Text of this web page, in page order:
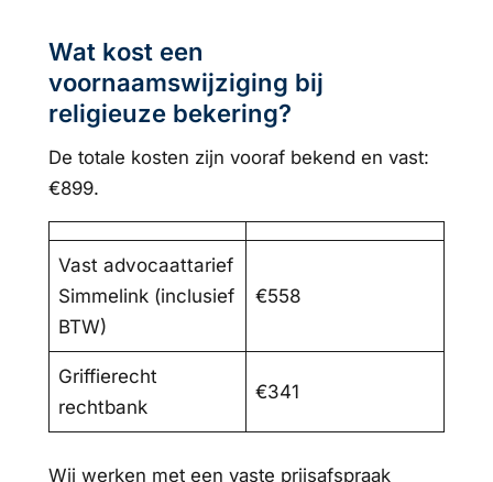
Wat kost een
voornaamswijziging bij
religieuze bekering?
De totale kosten zijn vooraf bekend en vast:
€899.
Vast advocaattarief
Simmelink (inclusief
BTW)
€558
Griffierecht
rechtbank
€341
Wij werken met een vaste prijsafspraak